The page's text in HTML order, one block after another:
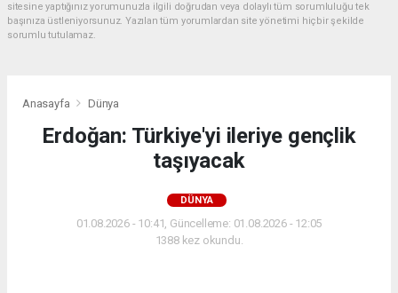
sitesine yaptığınız yorumunuzla ilgili doğrudan veya dolaylı tüm sorumluluğu tek
başınıza üstleniyorsunuz. Yazılan tüm yorumlardan site yönetimi hiçbir şekilde
sorumlu tutulamaz.
Anasayfa Dünya
Erdoğan: Türkiye'yi ileriye gençlik
taşıyacak
DÜNYA
01.08.2026 - 10:41, Güncelleme: 01.08.2026 - 12:05
1388 kez okundu.